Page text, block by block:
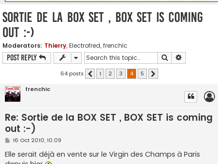
h
Sortie de la BOX SET , BOX SET is coming
out :-)
Moderators: Thierry, Electrofred, frenchic
Post Reply Search
64 posts Previous
1 2 3 4 5
frenchic
Re: Sortie de la BOX SET , BOX SET is coming
out :-)
P
s
t
16 Oct 2010, 10:09
Elle serait déjà en vente sur le Virgin des Champs à Paris